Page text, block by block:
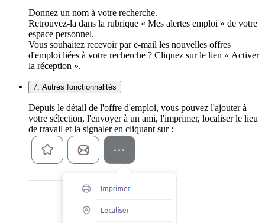
Donnez un nom à votre recherche.
Retrouvez-la dans la rubrique « Mes alertes emploi » de votre
espace personnel.
Vous souhaitez recevoir par e-mail les nouvelles offres
d'emploi liées à votre recherche ? Cliquez sur le lien « Activer
la réception ».
7. Autres fonctionnalités
Depuis le détail de l'offre d'emploi, vous pouvez l'ajouter à
votre sélection, l'envoyer à un ami, l'imprimer, localiser le lieu
de travail et la signaler en cliquant sur :